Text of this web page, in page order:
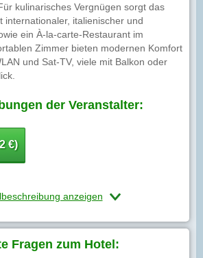
kulinarisches Vergnügen sorgt das
internationaler, italienischer und
ein À-la-carte-Restaurant im
Zimmer bieten modernen Komfort
und Sat-TV, viele mit Balkon oder
der Veranstalter:
€)
anzeigen
Fragen zum Hotel: